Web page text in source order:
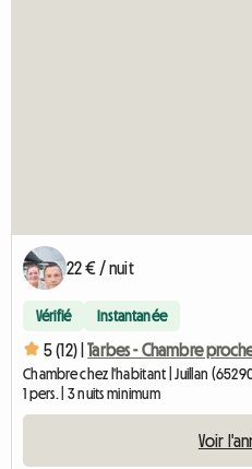
22 € / nuit
Vérifié Instantanée
5 (12) | Tarbes - Chambre
Chambre chez l'habitant | Juillan
1 pers. | 3 nuits minimum
Voir